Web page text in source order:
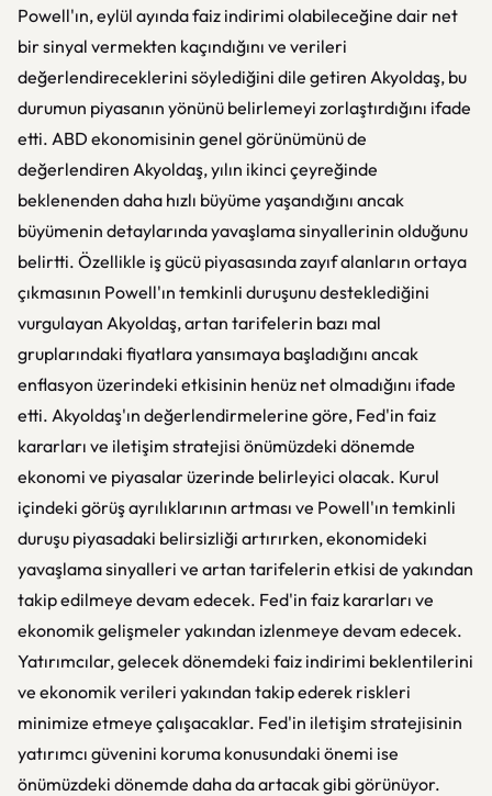
Powell'ın, eylül ayında faiz indirimi olabileceğine dair net
bir sinyal vermekten kaçındığını ve verileri
değerlendireceklerini söylediğini dile getiren Akyoldaş, bu
durumun piyasanın yönünü belirlemeyi zorlaştırdığını ifade
etti. ABD ekonomisinin genel görünümünü de
değerlendiren Akyoldaş, yılın ikinci çeyreğinde
beklenenden daha hızlı büyüme yaşandığını ancak
büyümenin detaylarında yavaşlama sinyallerinin olduğunu
belirtti. Özellikle iş gücü piyasasında zayıf alanların ortaya
çıkmasının Powell'ın temkinli duruşunu desteklediğini
vurgulayan Akyoldaş, artan tarifelerin bazı mal
gruplarındaki fiyatlara yansımaya başladığını ancak
enflasyon üzerindeki etkisinin henüz net olmadığını ifade
etti. Akyoldaş'ın değerlendirmelerine göre, Fed'in faiz
kararları ve iletişim stratejisi önümüzdeki dönemde
ekonomi ve piyasalar üzerinde belirleyici olacak. Kurul
içindeki görüş ayrılıklarının artması ve Powell'ın temkinli
duruşu piyasadaki belirsizliği artırırken, ekonomideki
yavaşlama sinyalleri ve artan tarifelerin etkisi de yakından
takip edilmeye devam edecek. Fed'in faiz kararları ve
ekonomik gelişmeler yakından izlenmeye devam edecek.
Yatırımcılar, gelecek dönemdeki faiz indirimi beklentilerini
ve ekonomik verileri yakından takip ederek riskleri
minimize etmeye çalışacaklar. Fed'in iletişim stratejisinin
yatırımcı güvenini koruma konusundaki önemi ise
önümüzdeki dönemde daha da artacak gibi görünüyor.